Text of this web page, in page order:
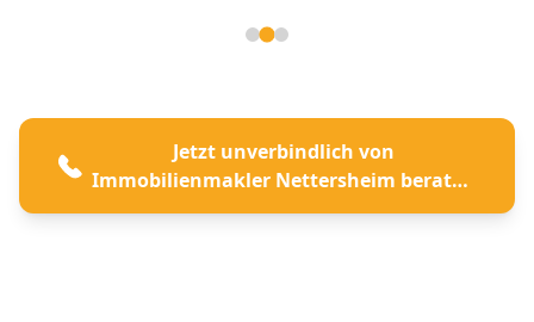
Jetzt unverbindlich von
Immobilienmakler Nettersheim beraten
lassen